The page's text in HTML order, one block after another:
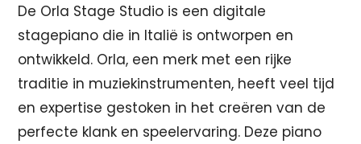
De Orla Stage Studio is een digitale
stagepiano die in Italië is ontworpen en
ontwikkeld. Orla, een merk met een rijke
traditie in muziekinstrumenten, heeft veel tijd
en expertise gestoken in het creëren van de
perfecte klank en speelervaring. Deze piano